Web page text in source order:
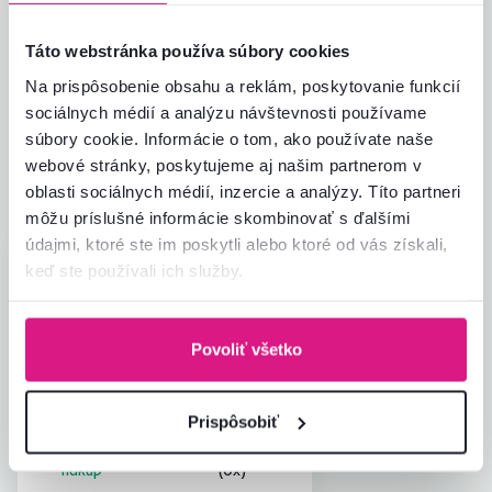
Táto webstránka používa súbory cookies
Na prispôsobenie obsahu a reklám, poskytovanie funkcií
sociálnych médií a analýzu návštevnosti používame
súbory cookie. Informácie o tom, ako používate naše
webové stránky, poskytujeme aj našim partnerom v
oblasti sociálnych médií, inzercie a analýzy. Títo partneri
môžu príslušné informácie skombinovať s ďalšími
údajmi, ktoré ste im poskytli alebo ktoré od vás získali,
keď ste používali ich služby.
Povoliť všetko
Prispôsobiť
Hodnotenia produktu
5,0
1 recenzia
Jednoduchosť montáže
5,0
Kvalita výrobku
5,0
Zodpovedá očakávaniam
5,0
Zabalenie výrobku
5,0
Pomer hodnoty a ceny
5,0
J
Jarmila B.
Veľmi sme spokojní, dvere sú praktické,
rýchlo namontové
Čítať viac
Overený
nákup
Užitočné
(0x)